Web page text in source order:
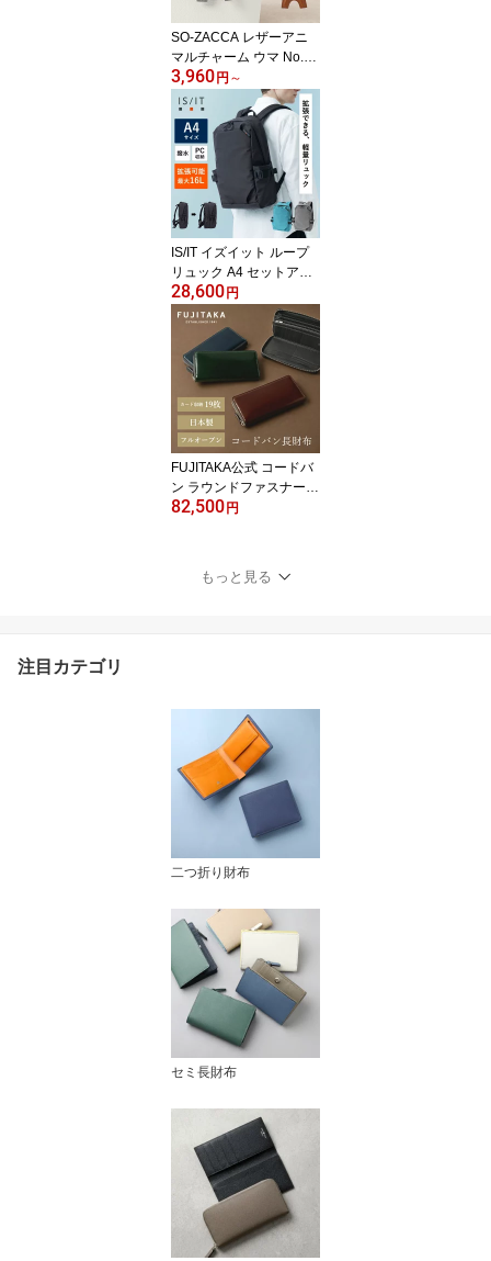
グ カラー
SO-ZACCA レザーアニ
マルチャーム ウマ No.46
2018 本革 革 レザー 日本
製 馬 ホース バッグチャ
ーム アニマル 動物チャ
ーム キーホルダー スト
ラップ レディース メン
ズ ギフト プレゼント
3,960 円 ～
IS/IT イズイット ループ
リュック A4 セットアッ
プ対応 スマホポーチ付属
(ループ) No.966701 メン
ズ 通勤 バッグ 鞄 LUUP
ビジネスリュック ビジネ
ス 出張 拡張 エキスパン
ダブル 大容量 撥水 防水
ジャケパン 13インチ ノ
ートPC パソコン アウト
ドア カラー
28,600 円
FUJITAKA公式 コードバ
ン ラウンドファスナー長
財布 カード段19 (フォー
級 紳士用 メンズ 男性 ウ
ォレット 小銭入れ付き
82,500 円
もっと見る
注目カテゴリ
二つ折り財布
セミ長財布